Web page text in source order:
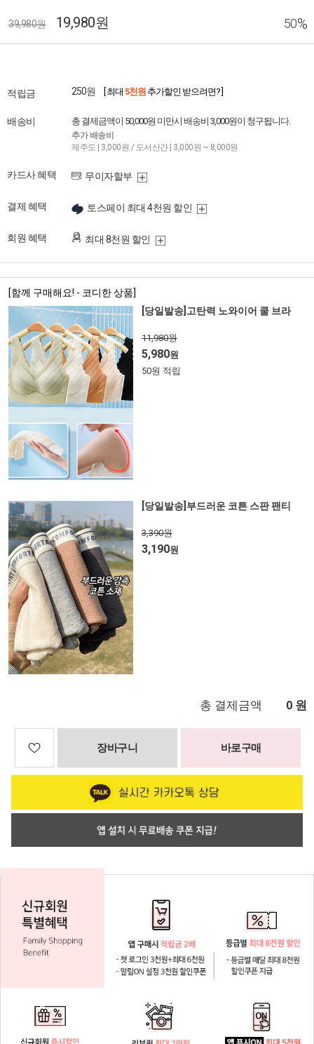
39,980원 19,980원 50%
적립금 250원 [ 최대 5천원 추가할인 받으려면? ]
배송비 총 결제금액이 50,000원 미만시 배송비 3,000원이 청구됩니다.
추가 배송비
제주도 | 3,000원 / 도서산간 | 3,000원 ~ 8,000원
카드사 혜택 무이자할부
결제 혜택 토스페이 최대 4천원 할인
회원 혜택 최대 8천원 할인
[함께 구매해요! - 코디한 상품]
[당일발송]고탄력 노와이어 쿨 브라
11,980원
5,980원
50원 적립
[당일발송]부드러운 코튼 스판 팬티
3,390원
3,190원
총 결제금액 0 원
장바구니 바로구매